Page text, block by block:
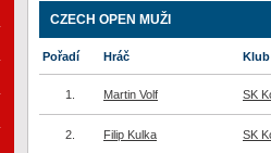
CZECH OPEN MUŽI
Pořadí Hráč Klub
1. Martin Volf SK
2. Filip Kulka SK